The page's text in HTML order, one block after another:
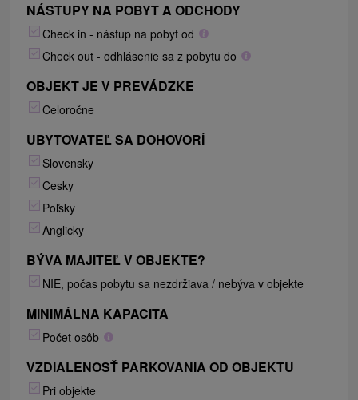
NÁSTUPY NA POBYT A ODCHODY
Check in - nástup na pobyt od
Check out - odhlásenie sa z pobytu do
OBJEKT JE V PREVÁDZKE
Celoročne
UBYTOVATEĽ SA DOHOVORÍ
Slovensky
Česky
Poľsky
Anglicky
BÝVA MAJITEĽ V OBJEKTE?
NIE, počas pobytu sa nezdržiava / nebýva v objekte
MINIMÁLNA KAPACITA
Počet osôb
VZDIALENOSŤ PARKOVANIA OD OBJEKTU
Pri objekte